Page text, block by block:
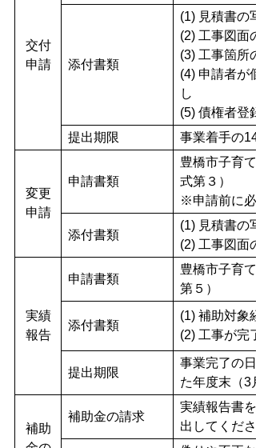
交付
申請
添付書類
(1) 見積書の
(2) 工事図面
(3) 工事箇所
(4) 申請者が
し
(5) 債権者登
提出期限
事業着手の14
変更
申請
申請書類
豊橋市子育
式第３）
※申請前に
添付書類
(1) 見積書の
(2) 工事図面
実績
報告
申請書類
豊橋市子育
第５）
添付書類
(1) 補助対象
(2) 工事が完
提出期限
事業完了の
た年度末（3
補助
補助金の請求
実績報告書
出してくだ